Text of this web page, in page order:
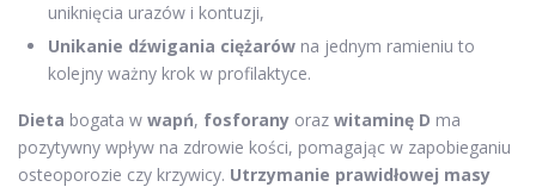
uniknięcia urazów i kontuzji,
Unikanie dźwigania ciężarów na jednym ramieniu to
kolejny ważny krok w profilaktyce.
Dieta bogata w wapń, fosforany oraz witaminę D ma
pozytywny wpływ na zdrowie kości, pomagając w zapobieganiu
osteoporozie czy krzywicy. Utrzymanie prawidłowej masy